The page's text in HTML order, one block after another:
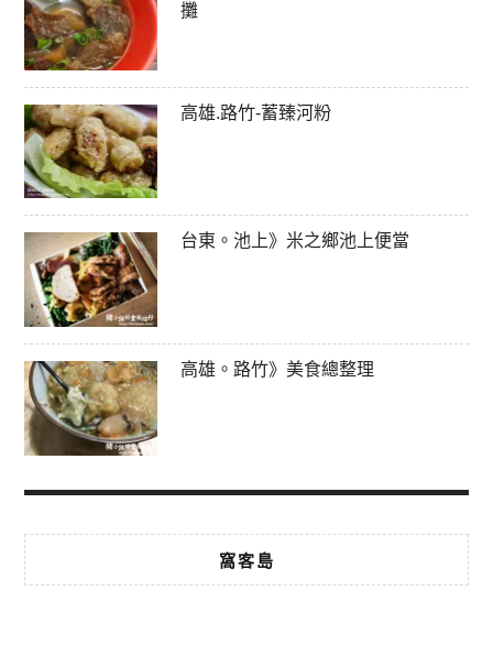
攤
高雄.路竹-蓄臻河粉
台東。池上》米之鄉池上便當
高雄。路竹》美食總整理
窩客島